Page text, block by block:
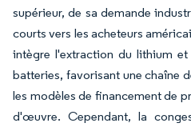
supérieur, de sa demande
courts vers les acheteurs
intègre l'extraction du lithium
batteries, favorisant une chaîne
les modèles de financement de
d'œuvre. Cependant, la